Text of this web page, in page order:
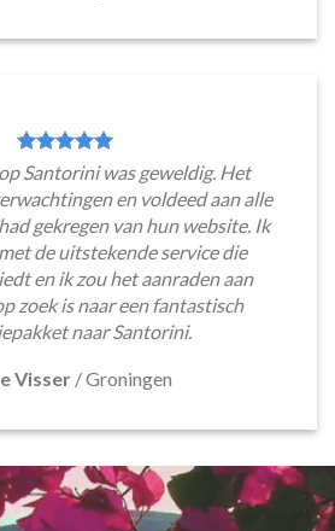
Santorini was geweldig. Het
en voldeed aan alle
gekregen van hun website. Ik
de uitstekende service die
en ik zou het aanraden aan
zoek is naar een fantastisch
naar Santorini.
Visser /Groningen